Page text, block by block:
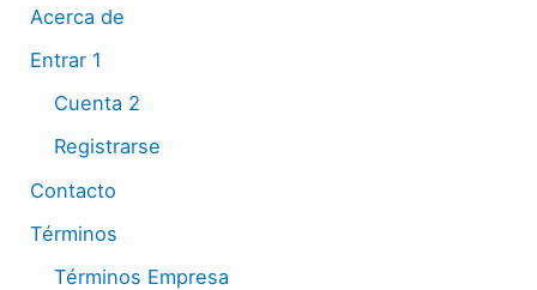
Acerca de
Entrar 1
Cuenta 2
Registrarse
Contacto
Términos
Términos Empresa